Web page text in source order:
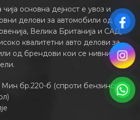
основна дејност е увоз и
делови за автомобили од
Велика Британија и САД,
квалитетни авто делови за
од брендови кои се нивни
бр.220-б (спроти бензинската